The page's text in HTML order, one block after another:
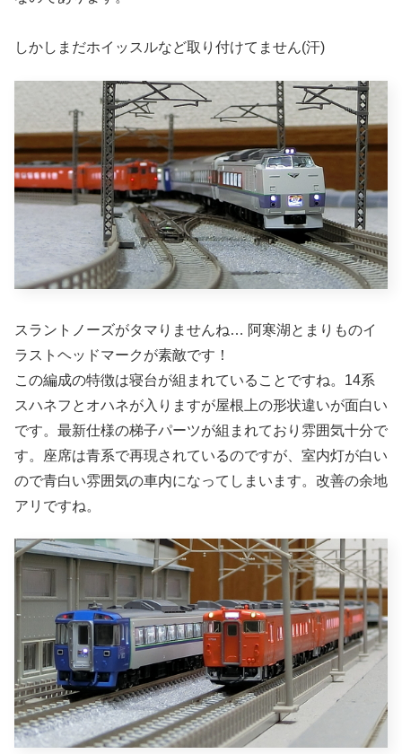
しかしまだホイッスルなど取り付けてません(汗)
スラントノーズがタマりませんね… 阿寒湖とまりものイ
ラストヘッドマークが素敵です！
この編成の特徴は寝台が組まれていることですね。14系
スハネフとオハネが入りますが屋根上の形状違いが面白い
です。最新仕様の梯子パーツが組まれており雰囲気十分で
す。座席は青系で再現されているのですが、室内灯が白い
ので青白い雰囲気の車内になってしまいます。改善の余地
アリですね。